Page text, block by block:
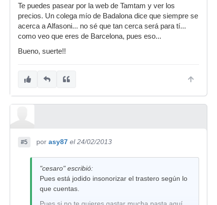
Te puedes pasear por la web de Tamtam y ver los
precios. Un colega mío de Badalona dice que siempre se
acerca a Alfasoni... no sé que tan cerca será para tí...
como veo que eres de Barcelona, pues eso...
Bueno, suerte!!
#5 por asy87 el 24/02/2013
"cesaro" escribió:
Pues está jodido insonorizar el trastero según lo
que cuentas.